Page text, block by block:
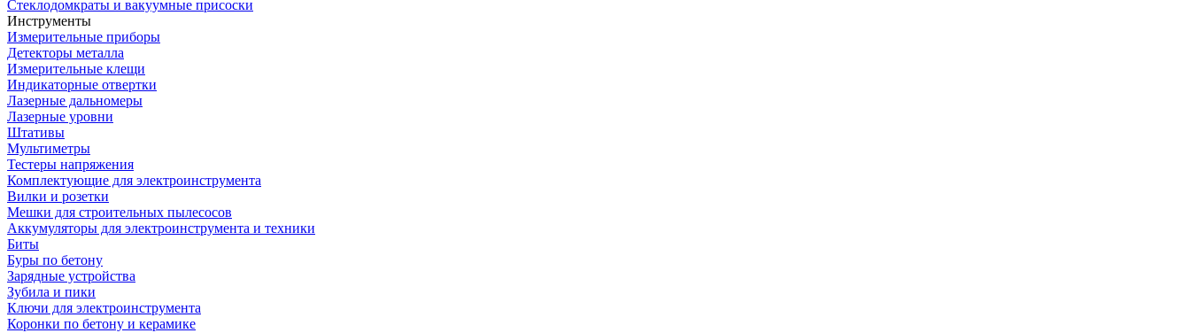
Стеклодомкраты и вакуумные присоски
Инструменты
Измерительные приборы
Детекторы металла
Измерительные клещи
Индикаторные отвертки
Лазерные дальномеры
Лазерные уровни
Штативы
Мультиметры
Тестеры напряжения
Комплектующие для электроинструмента
Вилки и розетки
Мешки для строительных пылесосов
Аккумуляторы для электроинструмента и техники
Биты
Буры по бетону
Зарядные устройства
Зубила и пики
Ключи для электроинструмента
Коронки по бетону и керамике